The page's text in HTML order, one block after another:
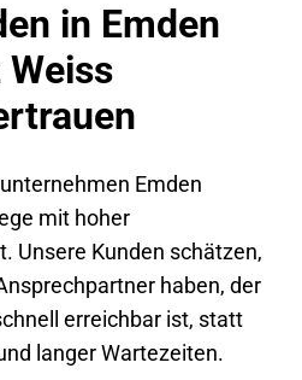
in Emden
Emden
mit hoher
Unsere Kunden schätzen,
haben, der
erreichbar ist, statt
langer Wartezeiten.